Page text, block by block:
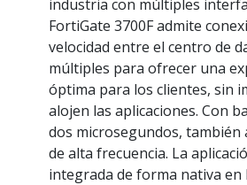
industria con múltiples
FortiGate 3700F admite
velocidad entre el centro de
múltiples para ofrecer una
óptima para los clientes, sin
alojen las aplicaciones. Con
dos microsegundos, también
de alta frecuencia. La
integrada de forma nativa en